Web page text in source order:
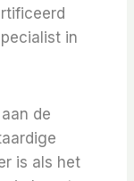
in
de
is als het